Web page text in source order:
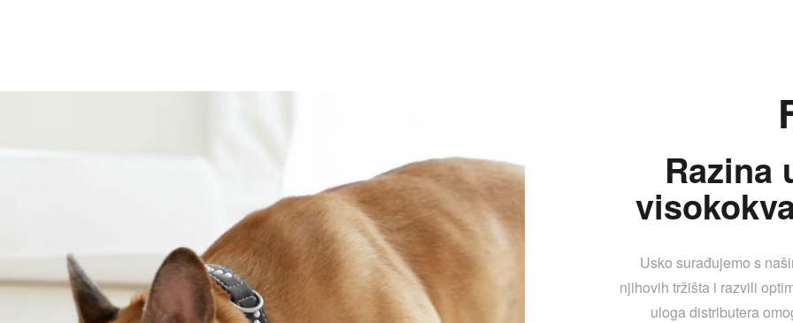
Razina
Usko surađujemo s
njihovih tržišta i razvili
uloga distributera